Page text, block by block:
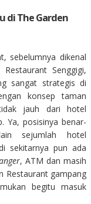
di The Garden
sebelumnya dikenal
Senggigi,
sangat strategis di
konsep taman
jauh dari hotel
Ya, posisinya benar-
sejumlah hotel
sekitarnya pun ada
, ATM dan masih
Restaurant gampang
begitu masuk